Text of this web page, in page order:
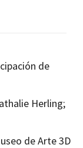
de
Herling;
de Arte 3D